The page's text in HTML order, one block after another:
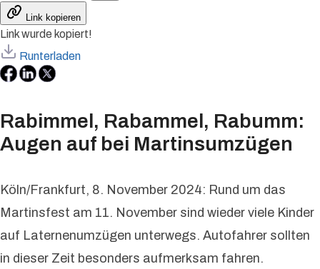
Link kopieren
Link wurde kopiert!
Runterladen
Rabimmel, Rabammel, Rabumm:
Augen auf bei Martinsumzügen
Köln/Frankfurt, 8. November 2024: Rund um das
Martinsfest am 11. November sind wieder viele Kinder
auf Laternenumzügen unterwegs. Autofahrer sollten
in dieser Zeit besonders aufmerksam fahren.